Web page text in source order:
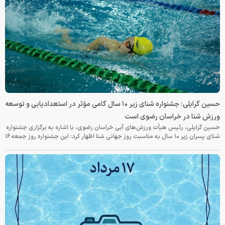
حسین گرایلی: جشنواره شنای زیر ۱۰ سال گامی مؤثر در استعدادیابی و توسعه
ورزش شنا در خراسان رضوی است
حسین گرایلی، رئیس هیأت ورزش‌های آبی خراسان رضوی، با اشاره به برگزاری جشنواره
شنای پسران زیر ۱۰ سال به مناسبت روز جهانی شنا اظهار کرد: این جشنواره روز جمعه‌ ۱۶